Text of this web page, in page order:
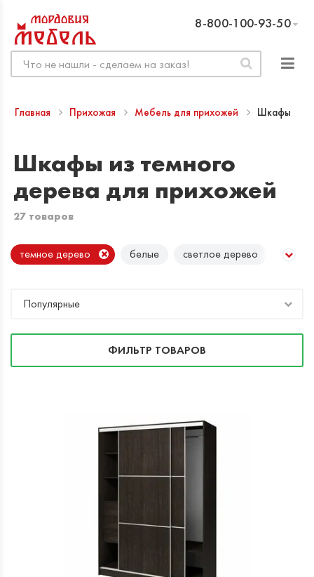
8-800-100-93-50
Главная Прихожая Мебель для прихожей Шкафы
Шкафы из темного
дерева для прихожей
27 товаров
темное дерево белые светлое дерево
Популярные
ФИЛЬТР ТОВАРОВ